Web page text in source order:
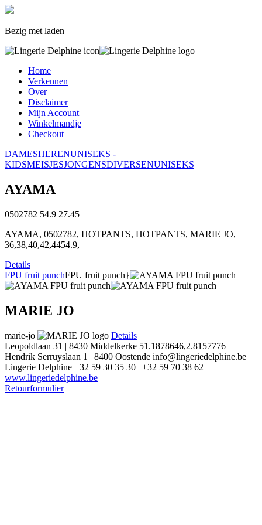
Bezig met laden
Home
Verkennen
Over
Disclaimer
Mijn Account
Winkelmandje
Checkout
DAMESHERENUNISEKS -
KIDSMEISJESJONGENSDIVERSENUNISEKS
AYAMA
0502782 54.9 27.45
AYAMA, 0502782, HOTPANTS, HOTPANTS, MARIE JO,
36,38,40,42,4454.9,
Details
FPU fruit punchFPU fruit punch}
MARIE JO
marie-jo
Details
Leopoldlaan 31 | 8430 Middelkerke 51.1878646,2.8157776
Hendrik Serruyslaan 1 | 8400 Oostende info@lingeriedelphine.be
Lingerie Delphine +32 59 30 35 30 | +32 59 70 38 62
www.lingeriedelphine.be
Retourformulier